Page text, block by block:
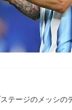
テージのメッシの